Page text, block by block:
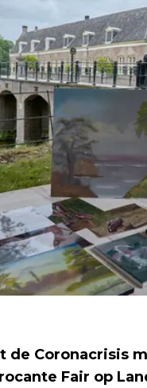
de Coronacrisis
Fair op